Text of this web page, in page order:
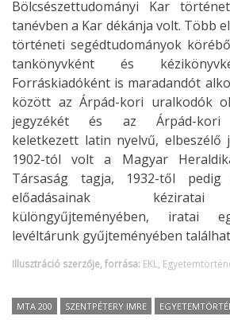
Bölcsészettudományi Kar
tanévben a Kar dékánja volt. Több
történeti segédtudományok
tankönyvként és
Forráskiadóként is maradandót
között az Árpád-kori uralkodók
jegyzékét és az Árpád-kori
keletkezett latin nyelvű, elbeszélő
1902-tól volt a Magyar
Társaság tagja, 1932-től pedig
előadásainak kéziratai
különgyűjteményében, iratai
levéltárunk gyűjteményében
Illusztráció szerzője, forrása: EKL,
MTA 200 SZENTPÉTERY IMRE